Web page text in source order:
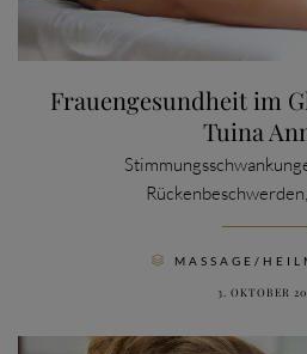
Frauengesundheit im
Tuina
 MASSAGE/
3. OKTOBER